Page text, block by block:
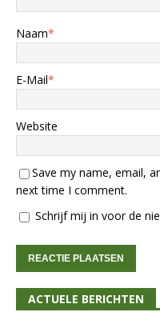
Naam*
E-Mail*
Website
Save my name, email,
next time I comment.
Schrijf mij in voor de
ACTUELE BERICHTEN